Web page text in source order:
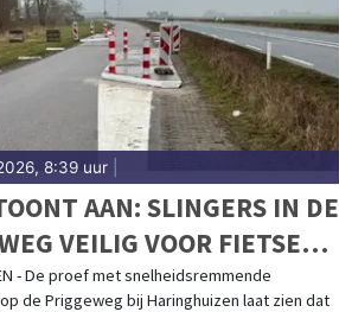
8:39 uur
AAN: SLINGERS IN DE
VEILIG VOOR FIETSERS
HARDRIJDERS
- De proef met snelheidsremmende
de Priggeweg bij Haringhuizen laat zien dat